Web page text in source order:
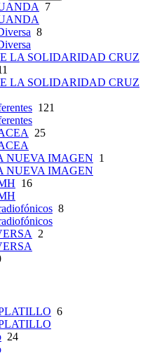
7
8
LA SOLIDARIDAD CRUZ
LA SOLIDARIDAD CRUZ
121
25
NUEVA IMAGEN 1
NUEVA IMAGEN
16
8
2
6
24